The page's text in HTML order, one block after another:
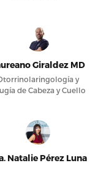
Giraldez MD
y
de Cabeza y Cuello
Natalie Pérez Luna